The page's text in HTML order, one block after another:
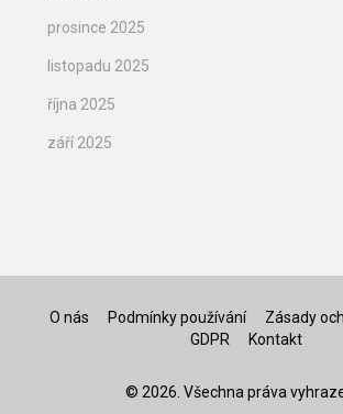
prosince 2025
listopadu 2025
října 2025
září 2025
O nás Podmínky používání
Zásady
GDPR
Kontakt
© 2026. Všechna práva